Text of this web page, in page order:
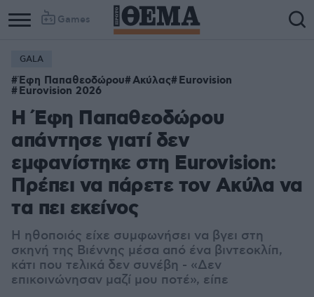
Games
GALA
Έφη Παπαθεοδώρου Ακύλας Eurovision
Eurovision 2026
Η Έφη Παπαθεοδώρου
απάντησε γιατί δεν
εμφανίστηκε στη Eurovision:
Πρέπει να πάρετε τον Ακύλα να
τα πει εκείνος
Η ηθοποιός είχε συμφωνήσει να βγει στη
σκηνή της Βιέννης μέσα από ένα βιντεοκλίπ,
κάτι που τελικά δεν συνέβη - «Δεν
επικοινώνησαν μαζί μου ποτέ», είπε